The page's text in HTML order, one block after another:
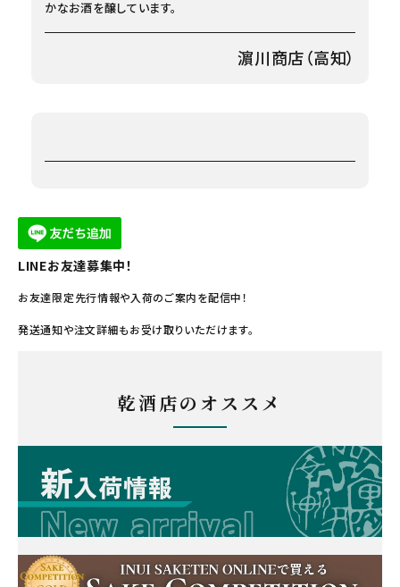
かなお酒を醸しています。
濵川商店（高知）
LINEお友達募集中！
お友達限定先行情報や入荷のご案内を配信中！
発送通知や注文詳細もお受け取りいただけます。
乾酒店のオススメ